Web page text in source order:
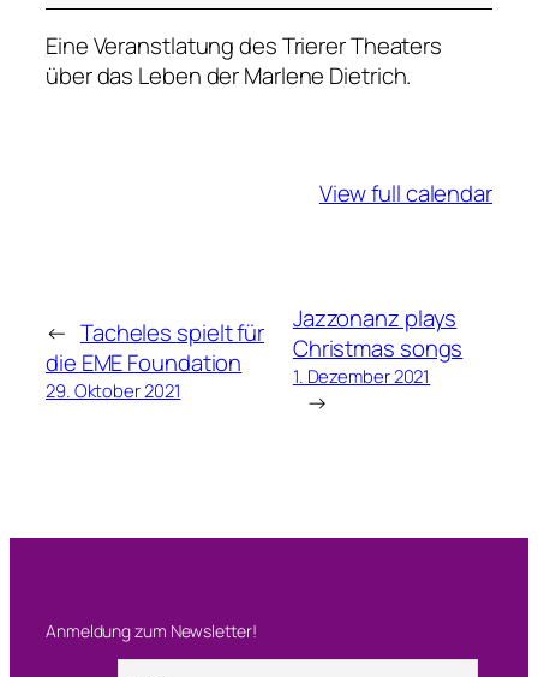
e
n
e
Eine Veranstlatung des Trierer Theaters
über das Leben der Marlene Dietrich.
View full calendar
← Tacheles spielt für
die EME Foundation
29. Oktober 2021
Jazzonanz plays
Christmas songs
1. Dezember 2021
→
Anmeldung zum Newsletter!